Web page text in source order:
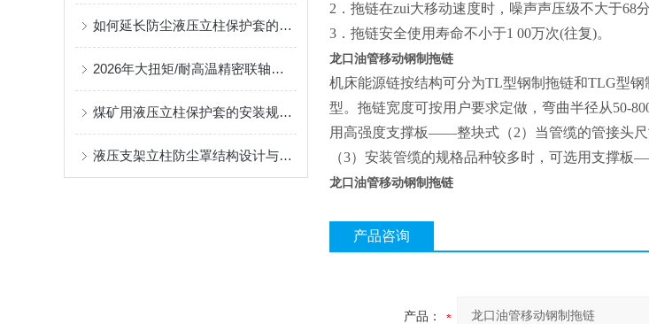
如何延长防尘液压立柱保护套的使用寿命？
2026年大扭矩/耐高温精密联轴器定制找哪家？能实现精准定制的优质厂家盘点
煤矿用液压立柱保护套的安装规范与使用寿命提升方案
液压支架立柱防尘罩结构设计与密封防护原理
2 ．拖链在zui大移动速度时，噪声声压级不大于68分
3 ．拖链安全使用寿命不小于1 00万次(往复)。
龙口油管移动钢制拖链
机床能源链按结构可分为TL型钢制拖链和TLG型钢
型。拖链宽度可按用户要求定做，弯曲半径从50-
用高强度支撑板——整块式（2）当管缆的管接头
（3）安装管缆的规格品种较多时，可选用支撑板
龙口油管移动钢制拖链
产品咨询
产品：